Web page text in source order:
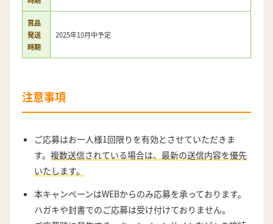
賞品
発送
時期
2025年10月中予定
注意事項
ご応募はお一人様1回限りを有効とさせていただきま
す。 複数送信されている場合は、最新の送信内容を優先
いたします。
本キャンペーンはWEBからのみ応募を承っております。
ハガキや封書でのご応募は受け付けておりません。